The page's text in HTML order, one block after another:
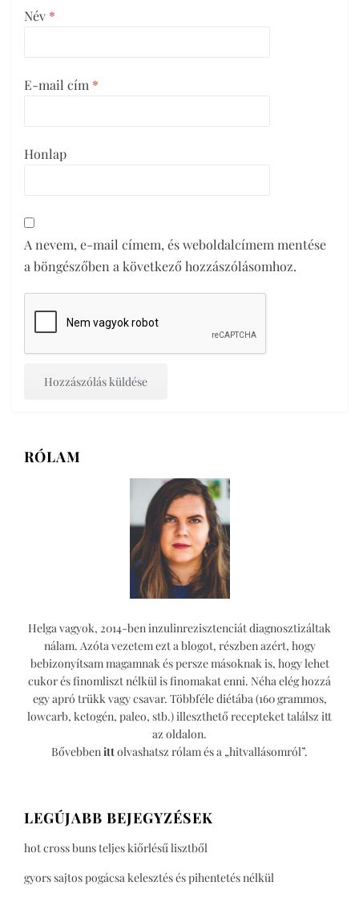
Név *
E-mail cím *
Honlap
A nevem, e-mail címem, és weboldalcímem mentése
a böngészőben a következő hozzászólásomhoz.
RÓLAM
Helga vagyok, 2014-ben inzulinrezisztenciát diagnosztizáltak
nálam. Azóta vezetem ezt a blogot, részben azért, hogy
bebizonyítsam magamnak és persze másoknak is, hogy lehet
cukor és finomliszt nélkül is finomakat enni. Néha elég hozzá
egy apró trükk vagy csavar. Többféle diétába (160 grammos,
lowcarb, ketogén, paleo, stb.) illeszthető recepteket találsz itt
az oldalon.
Bővebben ittolvashatsz rólam és a „hitvallásomról”.
LEGÚJABB BEJEGYZÉSEK
hot cross buns teljes kiőrlésű lisztből
gyors sajtos pogácsa kelesztés és pihentetés nélkül